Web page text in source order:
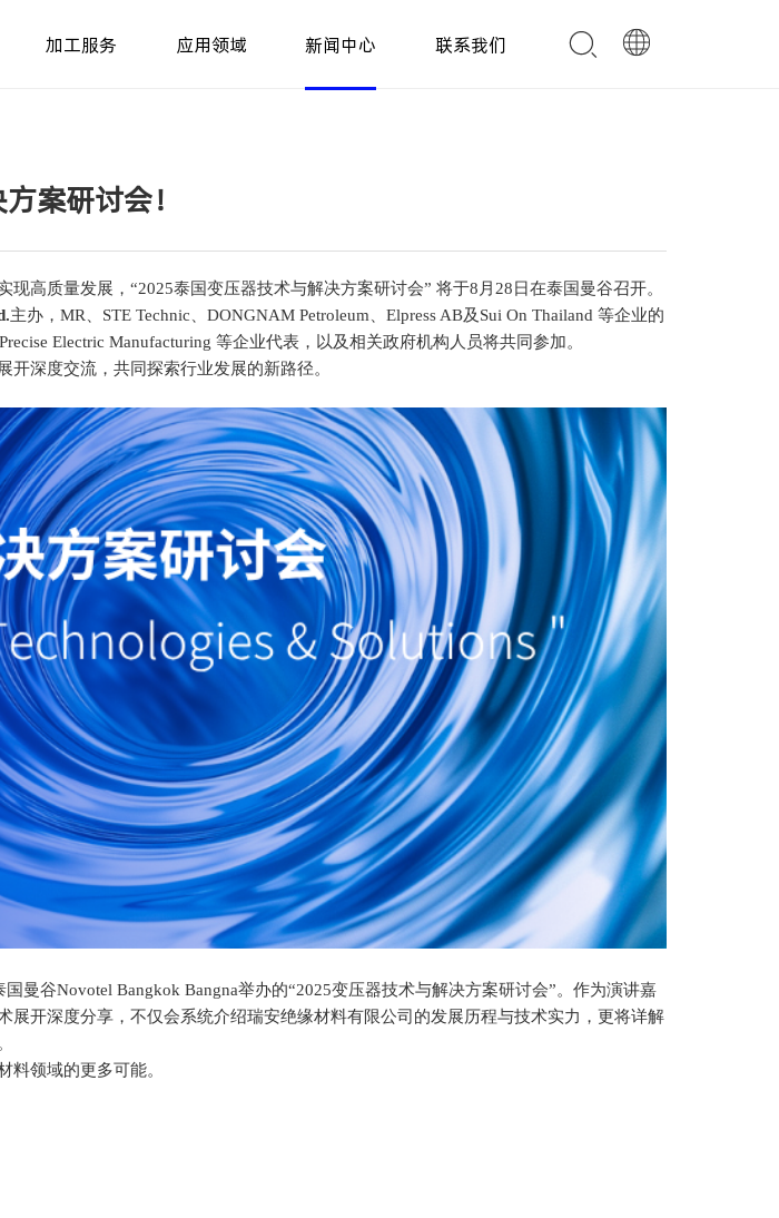
加工服务 应用领域 新闻中心 联系我们
案研讨会！
高质量发展，“2025泰国变压器技术与解决方案研讨会” 将于8月28日在泰国曼谷召开。
主办，MR、STE Technic、DONGNAM Petroleum、Elpress AB及Sui On Thailand 等企业的
Electric Manufacturing 等企业代表，以及相关政府机构人员将共同参加。
深度交流，共同探索行业发展的新路径。
曼谷Novotel Bangkok Bangna举办的“2025变压器技术与解决方案研讨会”。作为演讲嘉
开深度分享，不仅会系统介绍瑞安绝缘材料有限公司的发展历程与技术实力，更将详解
领域的更多可能。